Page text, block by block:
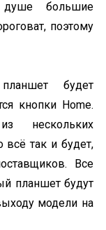
душе большие
поэтому
будет
кнопки Home.
нескольких
всё так и будет,
Все
планшет будут
модели на